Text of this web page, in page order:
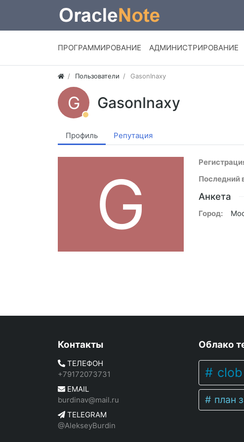
ПРОГРАММИРОВАНИЕ АДМИНИСТРИРОВАНИЕ
Пользователи GasonInaxy
G GasonInaxy
Профиль Репутация
G
Последний
Анкета
Город:
Контакты
ТЕЛЕФОН
+79172073731
EMAIL
burdinav@mail.ru
TELEGRAM
@AlekseyBurdin
Облако
clob
план